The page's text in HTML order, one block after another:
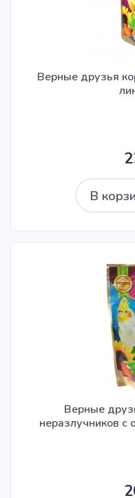
Верные друзья
В
Верные
неразлучников